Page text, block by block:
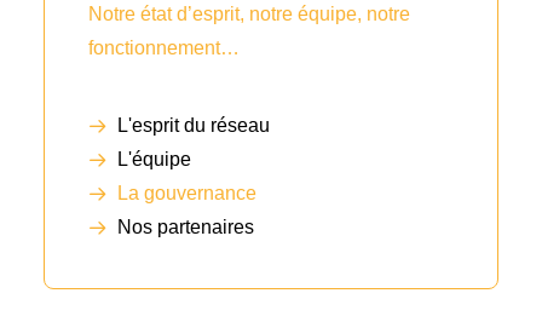
Notre état d’esprit, notre équipe, notre
fonctionnement…
L'esprit du réseau
L'équipe
La gouvernance
Nos partenaires